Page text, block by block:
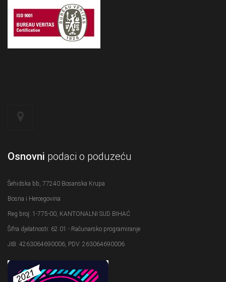
Osnovni podaci o poduzeću
Šehidska bb, 77240 Bosanska Krupa
Bosna i Hercegovina
Reg broj: 1-775-00, KANTONALNI SUD BIHAĆ
Šifra djelatnosti: 62.01 - Računarsko programiranje
JIB: 4263064690006, PDV: 263064690006